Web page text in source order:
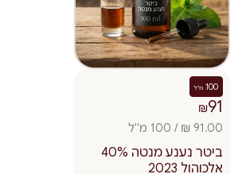
100 מ"ל
₪91
91.00 ₪ / 100 מ"ל
ביטר נענע מנטה 40%
אלכוהול 2023